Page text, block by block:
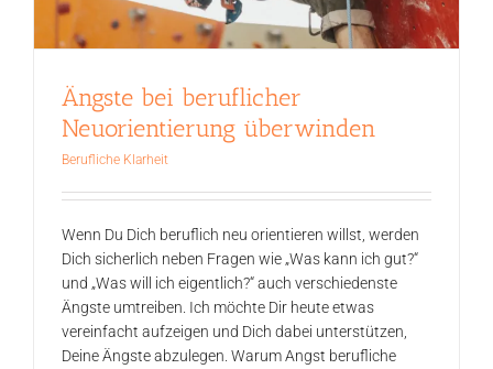
Ängste bei beruflicher
Neuorientierung überwinden
Berufliche Klarheit
Wenn Du Dich beruflich neu orientieren willst, werden
Dich sicherlich neben Fragen wie „Was kann ich gut?“
und „Was will ich eigentlich?“ auch verschiedenste
Ängste umtreiben. Ich möchte Dir heute etwas
vereinfacht aufzeigen und Dich dabei unterstützen,
Deine Ängste abzulegen. Warum Angst berufliche